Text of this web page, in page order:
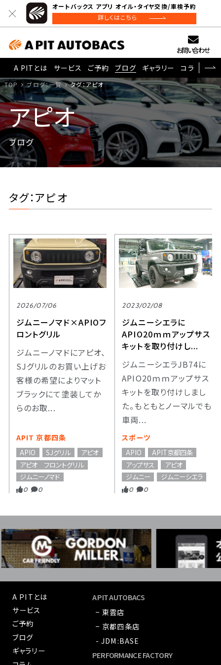
オートバックス アプリ オイル・タイヤ交換/車検予約
詳しくはこちら
お問い合わせ
A PITとは
サービス ご予約 ブログ ギャラリー コラム
TOP ブログ：一覧 タグ：アピオ
アピオ
ブログ
タグ：アピオ
2026/07/06
ジムニーノマド×APIOフ
ロントグリル
ジムニーノマドにアピオ、
SJグリルのお買い上げお
客様の希望によりマット
ブラックにて塗装してか
らのお取...
APIT 京都四条
APIO
SJグリル
アピオ
アピオ フロントグリル
ジムニーノマド
0 0
2023/02/08
ジムニーシエラに
APIO20ｍｍアップサス
キットを取り付けし...
ジムニーシエラJB74に
APIO20ｍｍアップサス
キットを取り付けしまし
た。もともとノーマルでも
車両...
スポーツ
APIO
APIT京都四条
アップサス
アピオ
ジムニー
ジムニーシエラ
0 0
A PITとは
サービス
ご予約
ブログ
ギャラリー
A PIT AUTOBACS
− 東雲店
− 京都四条店
- JDM:BASE
PERFORMANCE FACTORY